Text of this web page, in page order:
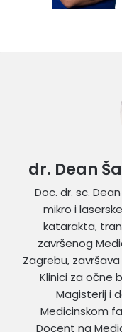
dr. Dean
Doc. dr. sc.
mikro i
katarakta,
završenog
Zagrebu,
Klinici za očne
Magisterij i
Medicinskom
Docent na